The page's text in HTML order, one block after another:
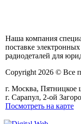
Наша компания
поставке
радиодеталей для
Copyright 2026 © Все
г. Москва, Пятницкое
г. Сарапул, 2-ой
Посмотреть на карте